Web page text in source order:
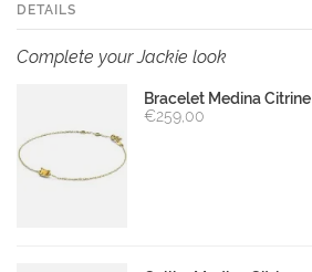
DETAILS
Complete your Jackie look
Bracelet Medina Citrine
€259,00